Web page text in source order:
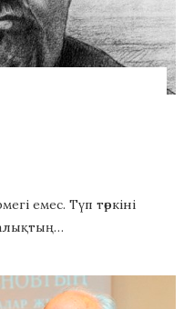
емес. Түп төркіні